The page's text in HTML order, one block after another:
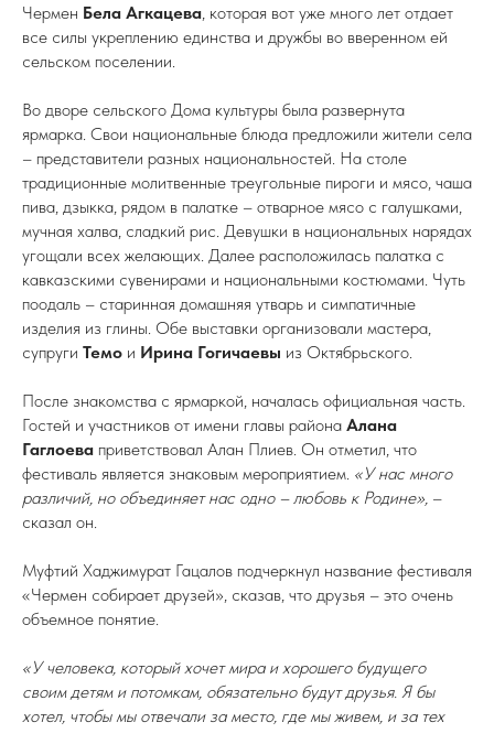
Чермен Бела Агкацева, которая вот уже много лет отдает
все силы укреплению единства и дружбы во вверенном ей
сельском поселении.
Во дворе сельского Дома культуры была развернута
ярмарка. Свои национальные блюда предложили жители села
– представители разных национальностей. На столе
традиционные молитвенные треугольные пироги и мясо, чаша
пива, дзыкка, рядом в палатке – отварное мясо с галушками,
мучная халва, сладкий рис. Девушки в национальных нарядах
угощали всех желающих. Далее расположилась палатка с
кавказскими сувенирами и национальными костюмами. Чуть
поодаль – старинная домашняя утварь и симпатичные
изделия из глины. Обе выставки организовали мастера,
супруги Темо и Ирина Гогичаевы из Октябрьского.
После знакомства с ярмаркой, началась официальная часть.
Гостей и участников от имени главы района Алана
Гаглоева приветствовал Алан Плиев. Он отметил, что
фестиваль является знаковым мероприятием. «У нас много
различий, но объединяет нас одно – любовь к Родине», –
сказал он.
Муфтий Хаджимурат Гацалов подчеркнул название фестиваля
«Чермен собирает друзей», сказав, что друзья – это очень
объемное понятие.
«У человека, который хочет мира и хорошего будущего
своим детям и потомкам, обязательно будут друзья. Я бы
хотел, чтобы мы отвечали за место, где мы живем, и за тех